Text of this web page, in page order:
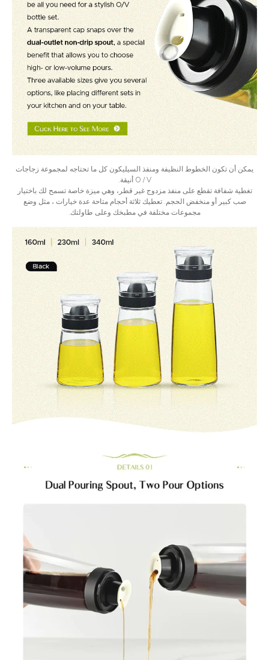
يمكن أن تكون الخطوط النظيفة ومنفذ السيليكون كل ما تحتاجه لمجموعة زجاجات
O / V أنيقة.
تغطية شفافة تقطع على منفذ مزدوج غير قطر، وهي ميزة خاصة تسمح لك باختيار
صب كبير أو منخفض الحجم. تعطيك ثلاثة أحجام متاحة عدة خيارات ، مثل وضع
مجموعات مختلفة في مطبخك وعلى طاولتك.